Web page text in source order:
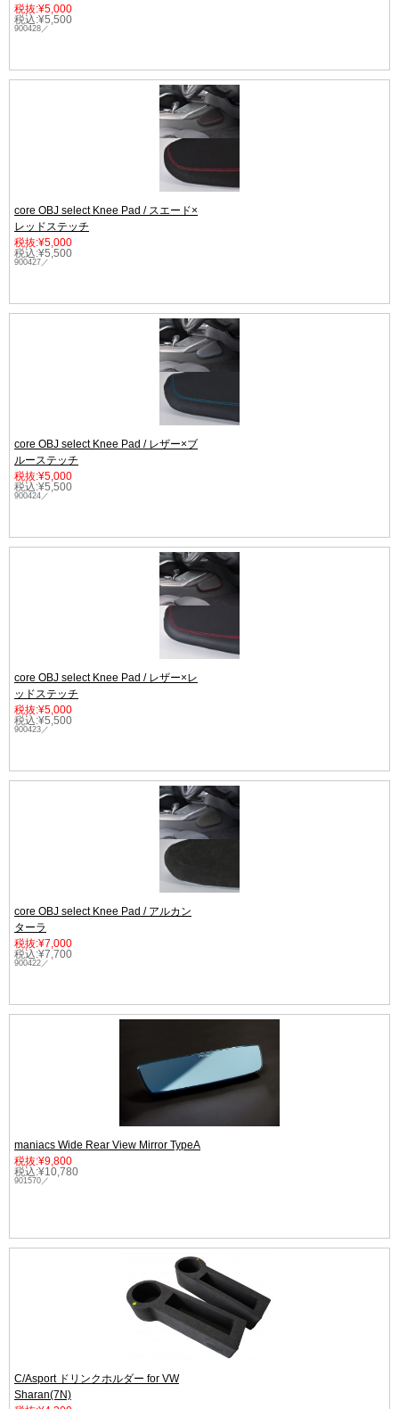
税抜:¥5,000
税込:¥5,500
900428／
core OBJ select Knee Pad / スエード×
レッドステッチ
税抜:¥5,000
税込:¥5,500
900427／
core OBJ select Knee Pad / レザー×ブ
ルーステッチ
税抜:¥5,000
税込:¥5,500
900424／
core OBJ select Knee Pad / レザー×レ
ッドステッチ
税抜:¥5,000
税込:¥5,500
900423／
core OBJ select Knee Pad / アルカン
ターラ
税抜:¥7,000
税込:¥7,700
900422／
maniacs Wide Rear View Mirror TypeA
税抜:¥9,800
税込:¥10,780
901570／
C/Asport ドリンクホルダー for VW
Sharan(7N)